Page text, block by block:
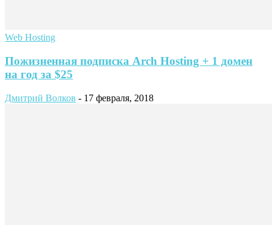
Web Hosting
Пожизненная подписка Arch Hosting + 1 домен
на год за $25
Дмитрий Волков - 17 февраля, 2018